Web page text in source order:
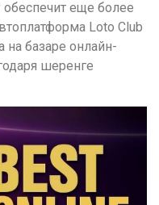
еще более
Loto Club
на базаре онлайн-
шеренге